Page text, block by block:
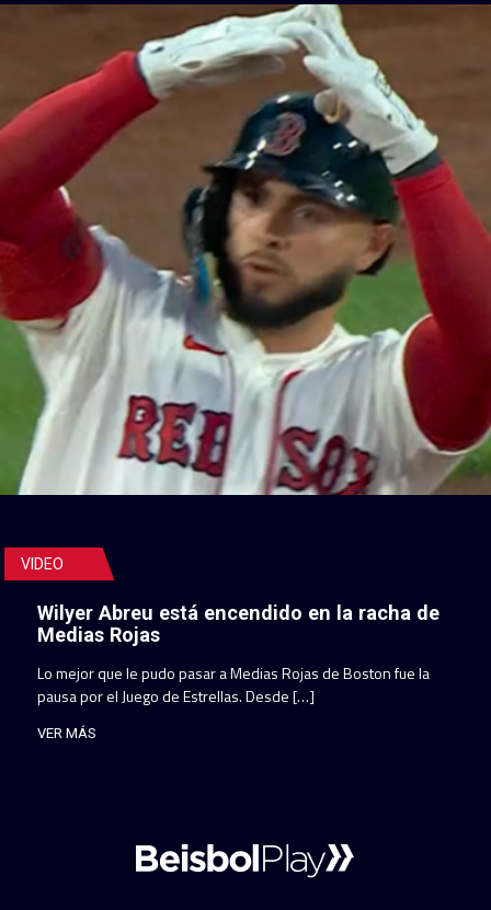
VIDEO
Wilyer Abreu está encendido en la racha de
Medias Rojas
Lo mejor que le pudo pasar a Medias Rojas de Boston fue la
pausa por el Juego de Estrellas. Desde […]
VER MÁS